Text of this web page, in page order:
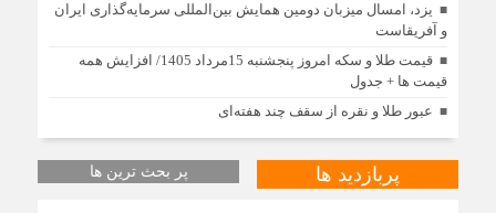
یزد، امسال میزبان دومین همایش بین‌المللی سرمایه‌گذاری ایران
و آفریقاست
قیمت طلا و سکه امروز پنجشنبه 15مرداد 1405/ افزایش همه
قیمت ها + جدول
عبور طلا و نقره از سقف چند هفته‌ای
پربازدید ها پر بحث ترین ها